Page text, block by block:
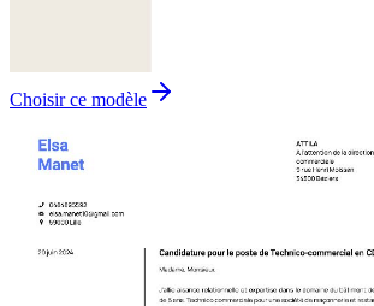
Choisir ce modèle